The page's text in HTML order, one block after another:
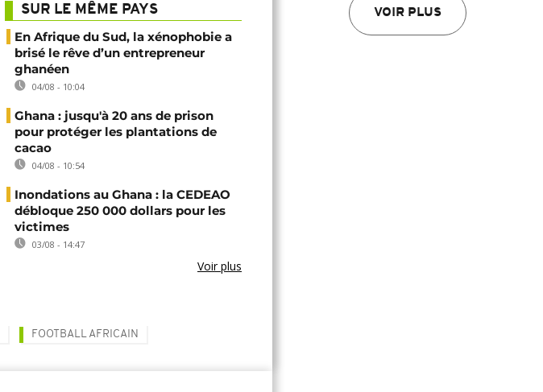
VOIR PLUS
SUR LE MÊME PAYS
En Afrique du Sud, la xénophobie a
brisé le rêve d’un entrepreneur
ghanéen
04/08 - 10:04
Ghana : jusqu'à 20 ans de prison
pour protéger les plantations de
cacao
04/08 - 10:54
Inondations au Ghana : la CEDEAO
débloque 250 000 dollars pour les
victimes
03/08 - 14:47
Voir plus
FOOTBALL AFRICAIN